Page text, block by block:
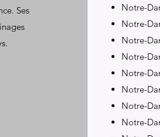
Ses
Notre-
Notre-
Notre-
Notre-
Notre-
Notre-
Notre-
Notre-